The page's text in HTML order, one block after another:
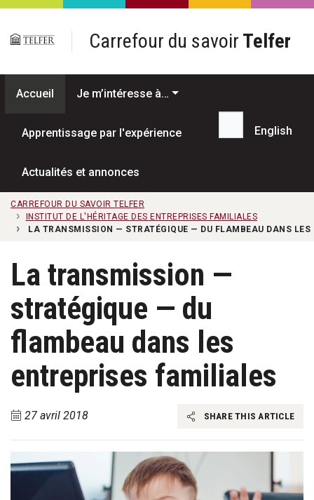
Passer au contenu principal
Carrefour du savoir Telfer
Accueil Je m’intéresse à…
Apprentissage par l'expérience
Actualités et annonces
Recherche...
English
CARREFOUR DU SAVOIR TELFER
INSTITUT DE L'HÉRITAGE DES ENTREPRISES FAMILIALES
LA TRANSMISSION — STRATÉGIQUE — DU FLAMBEAU DANS LES
La transmission —
stratégique — du
flambeau dans les
entreprises familiales
27 avril 2018 SHARE THIS ARTICLE